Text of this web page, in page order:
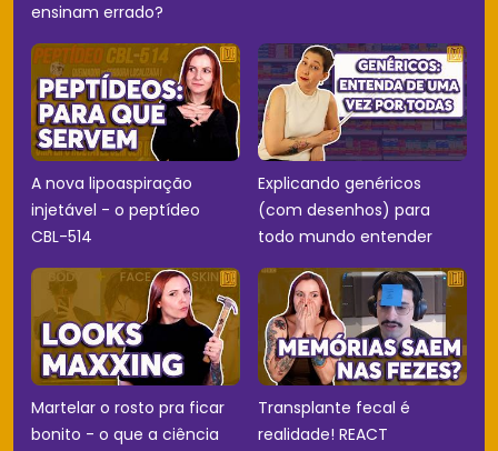
ensinam errado?
A nova lipoaspiração
injetável - o peptídeo
CBL-514
Explicando genéricos
(com desenhos) para
todo mundo entender
Martelar o rosto pra ficar
bonito - o que a ciência
Transplante fecal é
realidade! REACT